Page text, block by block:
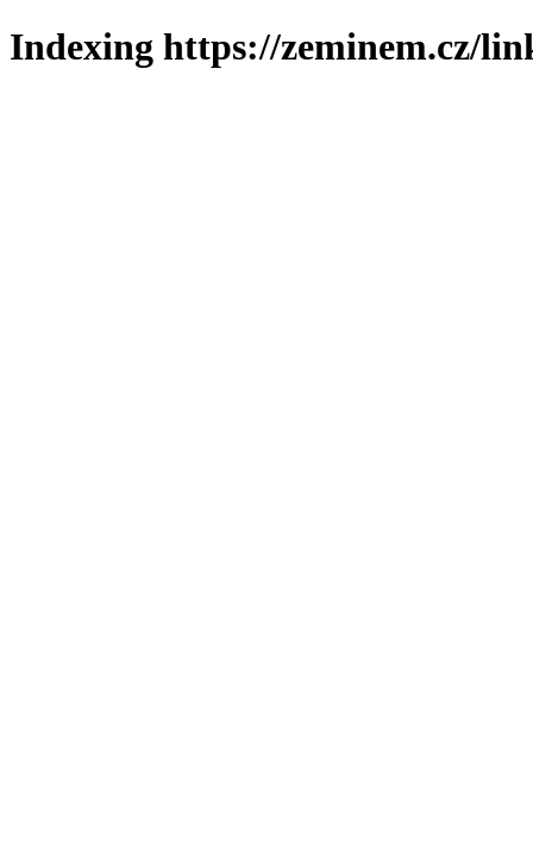
Indexing https://zeminem.cz/